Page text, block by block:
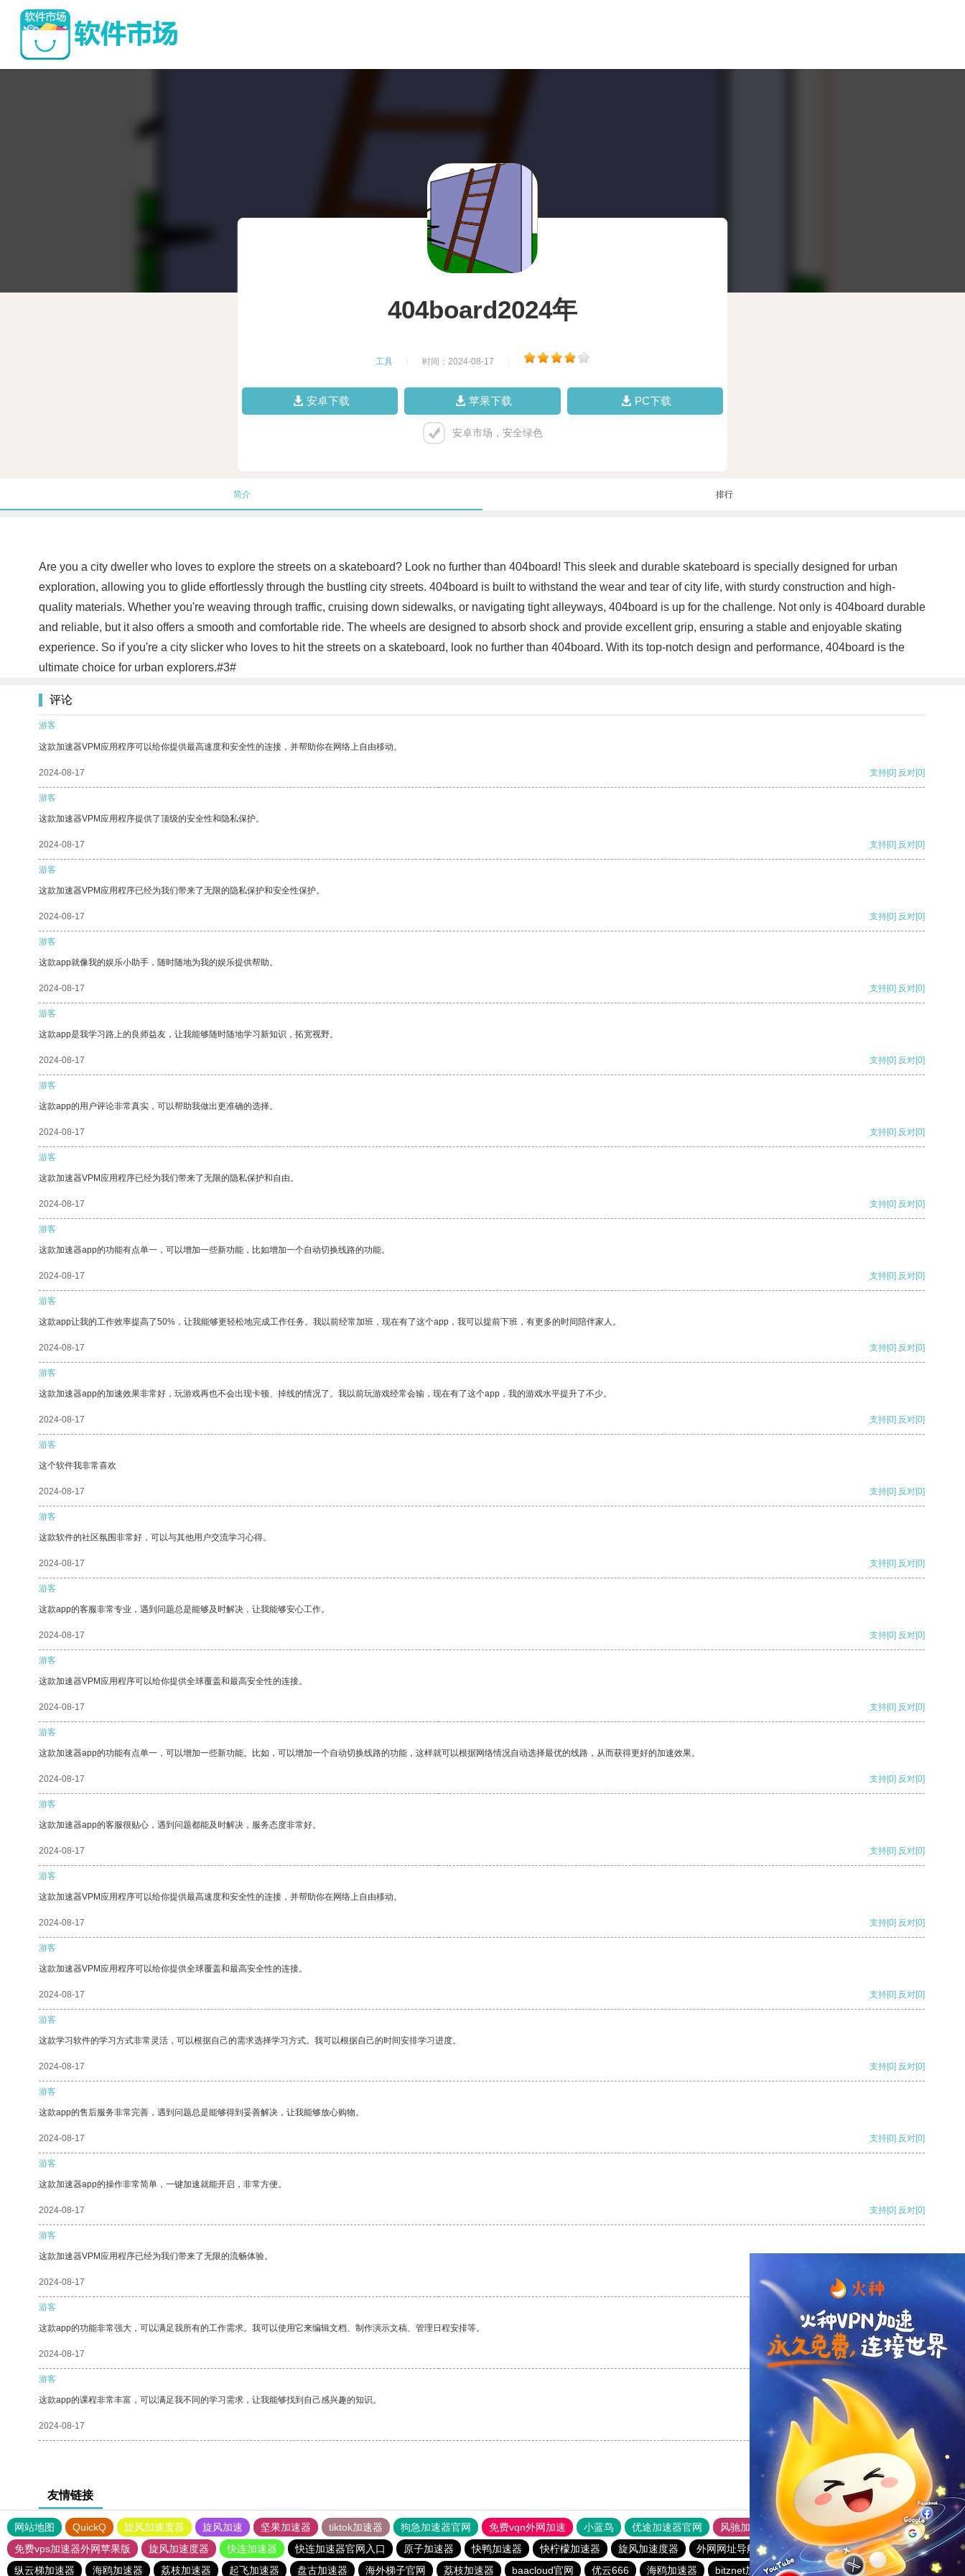
404board2024年
工具 时间：2024-08-17
安卓下载 苹果下载 PC下载
安卓市场，安全绿色
简介 排行
Are you a city dweller who loves to explore the streets on a skateboard? Look no further than 404board! This sleek and durable skateboard is specially designed for urban
exploration, allowing you to glide effortlessly through the bustling city streets. 404board is built to withstand the wear and tear of city life, with sturdy construction and high-
quality materials. Whether you're weaving through traffic, cruising down sidewalks, or navigating tight alleyways, 404board is up for the challenge. Not only is 404board durable
and reliable, but it also offers a smooth and comfortable ride. The wheels are designed to absorb shock and provide excellent grip, ensuring a stable and enjoyable skating
experience. So if you're a city slicker who loves to hit the streets on a skateboard, look no further than 404board. With its top-notch design and performance, 404board is the
ultimate choice for urban explorers.#3#
评论
游客
这款加速器VPM应用程序可以给你提供最高速度和安全性的连接，并帮助你在网络上自由移动。
2024-08-17 支持[0] 反对[0]
游客
这款加速器VPM应用程序提供了顶级的安全性和隐私保护。
2024-08-17 支持[0] 反对[0]
游客
这款加速器VPM应用程序已经为我们带来了无限的隐私保护和安全性保护。
2024-08-17 支持[0] 反对[0]
游客
这款app就像我的娱乐小助手，随时随地为我的娱乐提供帮助。
2024-08-17 支持[0] 反对[0]
游客
这款app是我学习路上的良师益友，让我能够随时随地学习新知识，拓宽视野。
2024-08-17 支持[0] 反对[0]
游客
这款app的用户评论非常真实，可以帮助我做出更准确的选择。
2024-08-17 支持[0] 反对[0]
游客
这款加速器VPM应用程序已经为我们带来了无限的隐私保护和自由。
2024-08-17 支持[0] 反对[0]
游客
这款加速器app的功能有点单一，可以增加一些新功能，比如增加一个自动切换线路的功能。
2024-08-17 支持[0] 反对[0]
游客
这款app让我的工作效率提高了50%，让我能够更轻松地完成工作任务。我以前经常加班，现在有了这个app，我可以提前下班，有更多的时间陪伴家人。
2024-08-17 支持[0] 反对[0]
游客
这款加速器app的加速效果非常好，玩游戏再也不会出现卡顿、掉线的情况了。我以前玩游戏经常会输，现在有了这个app，我的游戏水平提升了不少。
2024-08-17 支持[0] 反对[0]
游客
这个软件我非常喜欢
2024-08-17 支持[0] 反对[0]
游客
这款软件的社区氛围非常好，可以与其他用户交流学习心得。
2024-08-17 支持[0] 反对[0]
游客
这款app的客服非常专业，遇到问题总是能够及时解决，让我能够安心工作。
2024-08-17 支持[0] 反对[0]
游客
这款加速器VPM应用程序可以给你提供全球覆盖和最高安全性的连接。
2024-08-17 支持[0] 反对[0]
游客
这款加速器app的功能有点单一，可以增加一些新功能。比如，可以增加一个自动切换线路的功能，这样就可以根据网络情况自动选择最优的线路，从而获得更好的加速效果。
2024-08-17 支持[0] 反对[0]
游客
这款加速器app的客服很贴心，遇到问题都能及时解决，服务态度非常好。
2024-08-17 支持[0] 反对[0]
游客
这款加速器VPM应用程序可以给你提供最高速度和安全性的连接，并帮助你在网络上自由移动。
2024-08-17 支持[0] 反对[0]
游客
这款加速器VPM应用程序可以给你提供全球覆盖和最高安全性的连接。
2024-08-17 支持[0] 反对[0]
游客
这款学习软件的学习方式非常灵活，可以根据自己的需求选择学习方式。我可以根据自己的时间安排学习进度。
2024-08-17 支持[0] 反对[0]
游客
这款app的售后服务非常完善，遇到问题总是能够得到妥善解决，让我能够放心购物。
2024-08-17 支持[0] 反对[0]
游客
这款加速器app的操作非常简单，一键加速就能开启，非常方便。
2024-08-17 支持[0] 反对[0]
游客
这款加速器VPM应用程序已经为我们带来了无限的流畅体验。
2024-08-17 支持
游客
这款app的功能非常强大，可以满足我所有的工作需求。我可以使用它来编辑文档、制作演示文稿、管理日程安排等。
2024-08-17 支持[0] 反对[0]
游客
这款app的课程非常丰富，可以满足我不同的学习需求，让我能够找到自己感兴趣的知识。
2024-08-17 支持[0] 反对[0]
友情链接
网站地图 QuickQ 旋风加速度器 旋风加速 坚果加速器 tiktok加速器 狗急加速器官网 免费vqn外网加速 小蓝鸟 优途加速器官网 风驰加速器
旋风加速器
免费vps加速器外网苹果版
旋风加速度器 快连加速器 快连加速器官网入口 原子加速器 快鸭加速器 快柠檬加速器 旋风加速度器 外网网址导航 软件中心
pigcha加速器
纵云梯加速器
海鸥加速器 荔枝加速器 起飞加速器 盘古加速器 海外梯子官网 荔枝加速器 baacloud官网 优云666 海鸥加速器 bitznet加速器 速鹰666 橘子加速器